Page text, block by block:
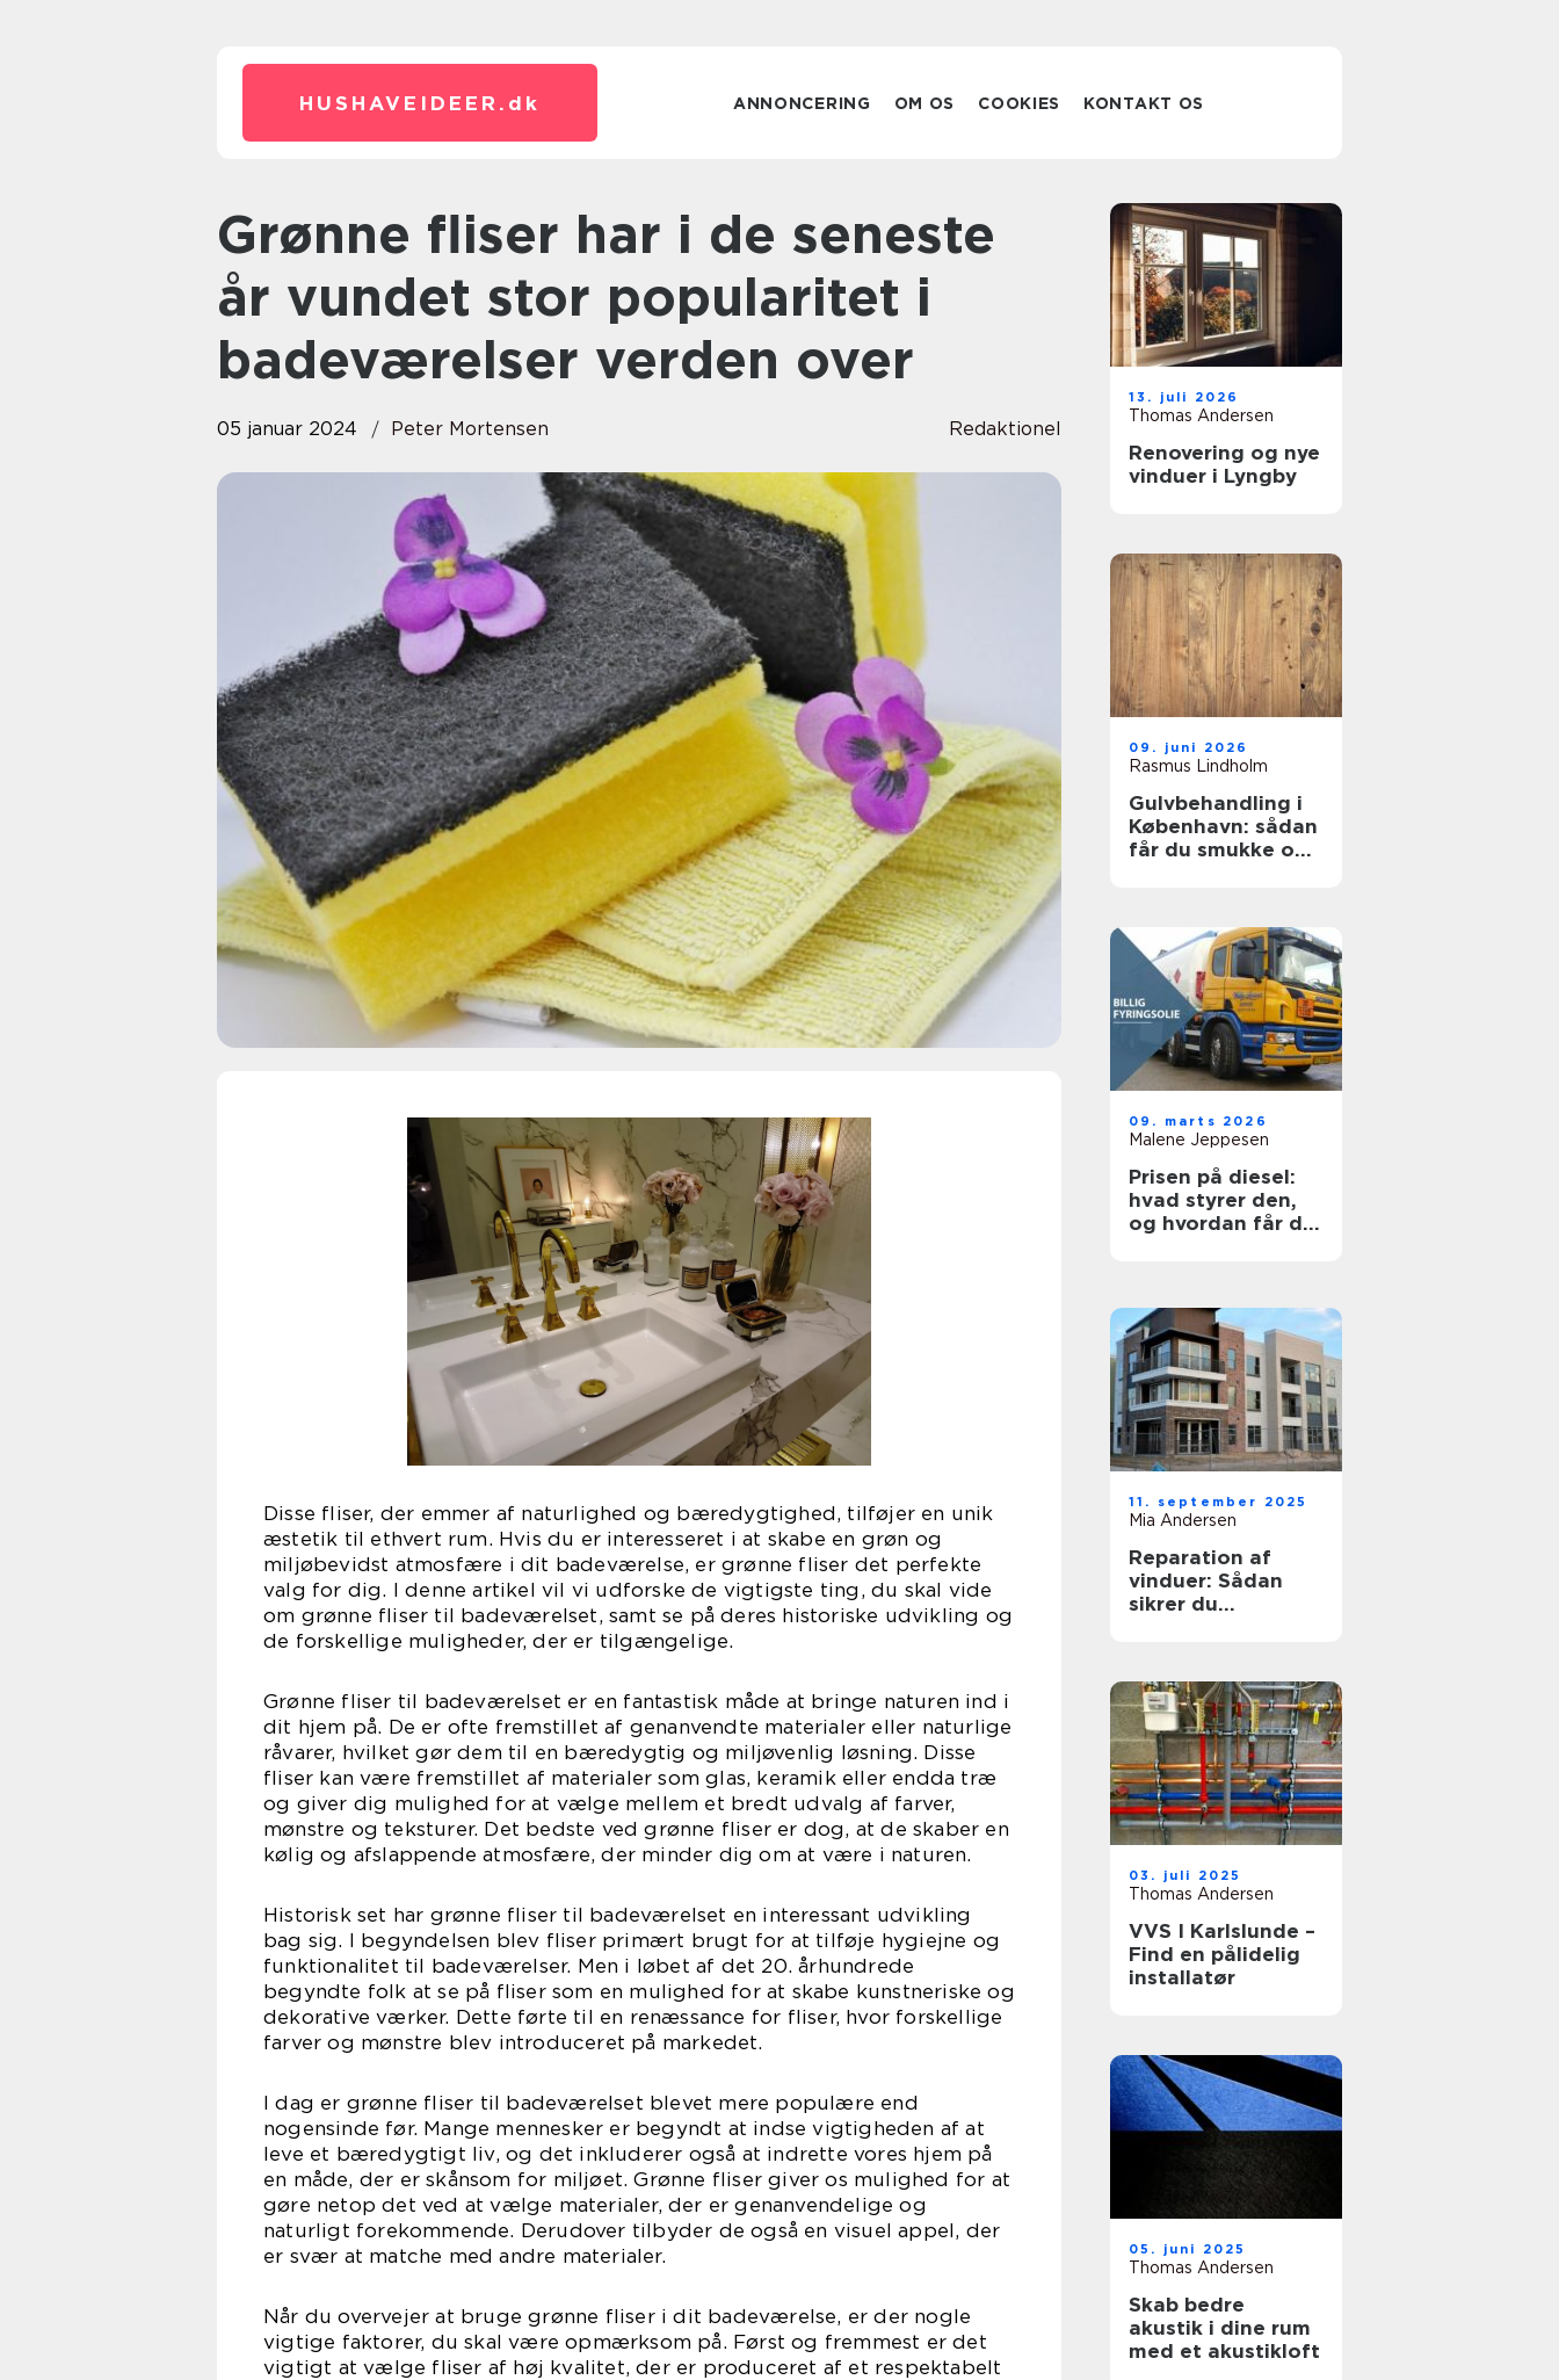
HUSHAVEIDEER. dk ANNONCERING OM OS COOKIES KONTAKT OS
Grønne fliser har i de seneste
år vundet stor popularitet i
badeværelser verden over
05 januar 2024 Peter Mortensen Redaktionel
Disse fliser, der emmer af naturlighed og bæredygtighed, tilføjer en unik
æstetik til ethvert rum. Hvis du er interesseret i at skabe en grøn og
miljøbevidst atmosfære i dit badeværelse, er grønne fliser det perfekte
valg for dig. I denne artikel vil vi udforske de vigtigste ting, du skal vide
om grønne fliser til badeværelset, samt se på deres historiske udvikling og
de forskellige muligheder, der er tilgængelige.
Grønne fliser til badeværelset er en fantastisk måde at bringe naturen ind i
dit hjem på. De er ofte fremstillet af genanvendte materialer eller naturlige
råvarer, hvilket gør dem til en bæredygtig og miljøvenlig løsning. Disse
fliser kan være fremstillet af materialer som glas, keramik eller endda træ
og giver dig mulighed for at vælge mellem et bredt udvalg af farver,
mønstre og teksturer. Det bedste ved grønne fliser er dog, at de skaber en
kølig og afslappende atmosfære, der minder dig om at være i naturen.
Historisk set har grønne fliser til badeværelset en interessant udvikling
bag sig. I begyndelsen blev fliser primært brugt for at tilføje hygiejne og
funktionalitet til badeværelser. Men i løbet af det 20. århundrede
begyndte folk at se på fliser som en mulighed for at skabe kunstneriske og
dekorative værker. Dette førte til en renæssance for fliser, hvor forskellige
farver og mønstre blev introduceret på markedet.
I dag er grønne fliser til badeværelset blevet mere populære end
nogensinde før. Mange mennesker er begyndt at indse vigtigheden af at
leve et bæredygtigt liv, og det inkluderer også at indrette vores hjem på
en måde, der er skånsom for miljøet. Grønne fliser giver os mulighed for at
gøre netop det ved at vælge materialer, der er genanvendelige og
naturligt forekommende. Derudover tilbyder de også en visuel appel, der
er svær at matche med andre materialer.
Når du overvejer at bruge grønne fliser i dit badeværelse, er der nogle
vigtige faktorer, du skal være opmærksom på. Først og fremmest er det
vigtigt at vælge fliser af høj kvalitet, der er produceret af et respektabelt
13. juli 2026
Thomas Andersen
Renovering og nye
vinduer i Lyngby
09. juni 2026
Rasmus Lindholm
Gulvbehandling i
København: sådan
får du smukke og
09. marts 2026
Malene Jeppesen
Prisen på diesel:
hvad styrer den,
og hvordan får du
11. september 2025
Mia Andersen
Reparation af
vinduer: Sådan
sikrer du
03. juli 2025
Thomas Andersen
VVS I Karlslunde –
Find en pålidelig
installatør
05. juni 2025
Thomas Andersen
Skab bedre
akustik i dine rum
med et akustikloft